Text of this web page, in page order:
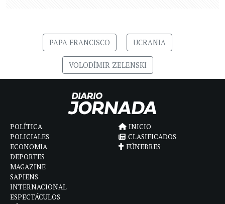
PAPA FRANCISCO UCRANIA
VOLODÍMIR ZELENSKI
POLÍTICA
POLICIALES
ECONOMIA
DEPORTES
MAGAZINE
SAPIENS
INTERNACIONAL
ESPECTÁCULOS
INICIO
CLASIFICADOS
FÚNEBRES